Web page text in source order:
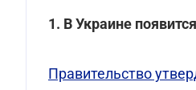
1. В Украине
Правительство